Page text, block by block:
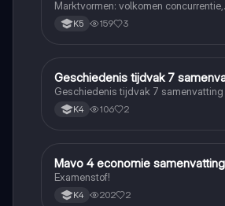
Marktvormen: volkomen concurrentie,
monopolistische concurrentie,
K5 159 3
Economie
Geschiedenis tijdvak 7
Geschiedenis tijdvak 7 samenvatting
K4 106 2
Economie
Mavo 4 economie
Examenstof!
K4 202 2